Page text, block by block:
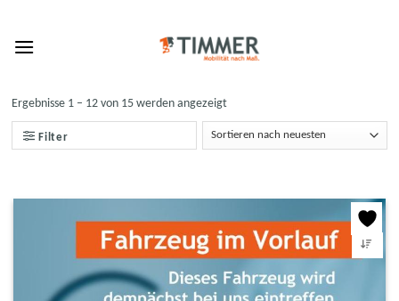
content
Filter
Ergebnisse 1 – 12 von 15 werden angezeigt